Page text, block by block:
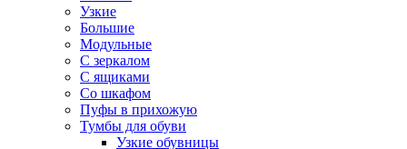
Узкие
Большие
Модульные
С зеркалом
С ящиками
Со шкафом
Пуфы в прихожую
Тумбы для обуви
Узкие обувницы